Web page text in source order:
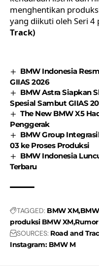
menghentikan
yang diikuti oleh Seri 4
Track)
BMW Indonesia
GIIAS 2026
BMW Astra Siapkan
Spesial Sambut GIIAS
The New BMW X5
Penggerak
BMW Group
03 ke Proses Produksi
BMW Indonesia
Terbaru
TAGGED: BMW XM
produksi BMW XM
SOURCES: Road and
Instagram: BMW M